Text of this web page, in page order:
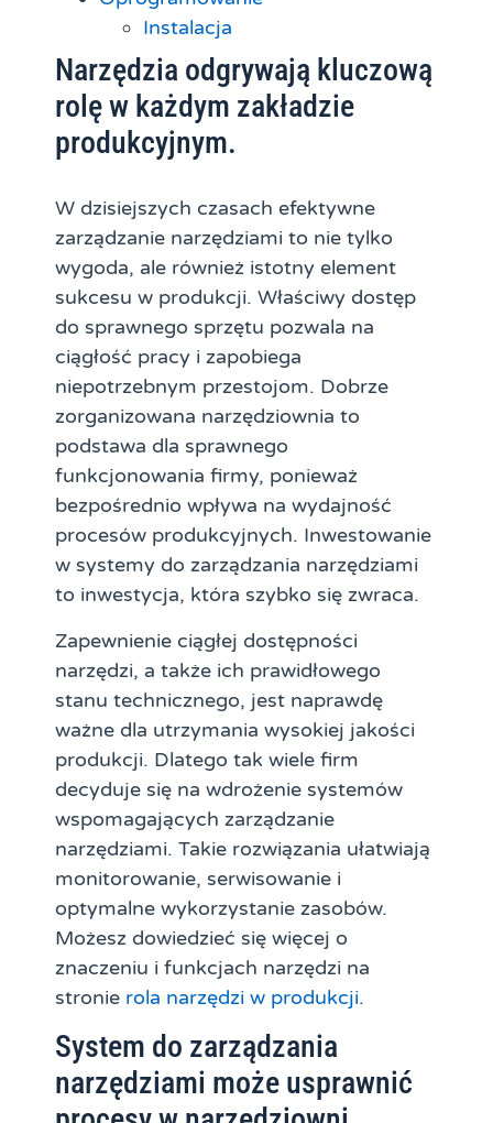
Instalacja
Narzędzia odgrywają kluczową
rolę w każdym zakładzie
produkcyjnym.
W dzisiejszych czasach efektywne
zarządzanie narzędziami to nie tylko
wygoda, ale również istotny element
sukcesu w produkcji. Właściwy dostęp
do sprawnego sprzętu pozwala na
ciągłość pracy i zapobiega
niepotrzebnym przestojom. Dobrze
zorganizowana narzędziownia to
podstawa dla sprawnego
funkcjonowania firmy, ponieważ
bezpośrednio wpływa na wydajność
procesów produkcyjnych. Inwestowanie
w systemy do zarządzania narzędziami
to inwestycja, która szybko się zwraca.
Zapewnienie ciągłej dostępności
narzędzi, a także ich prawidłowego
stanu technicznego, jest naprawdę
ważne dla utrzymania wysokiej jakości
produkcji. Dlatego tak wiele firm
decyduje się na wdrożenie systemów
wspomagających zarządzanie
narzędziami. Takie rozwiązania ułatwiają
monitorowanie, serwisowanie i
optymalne wykorzystanie zasobów.
Możesz dowiedzieć się więcej o
znaczeniu i funkcjach narzędzi na
stronie rola narzędzi w produkcji.
System do zarządzania
narzędziami może usprawnić